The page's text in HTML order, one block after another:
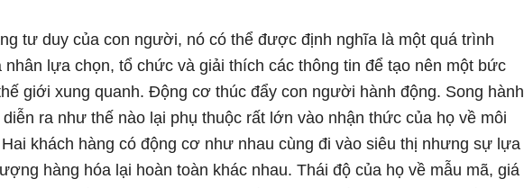
tư duy của con người, nó có thể được định nghĩa là một quá trình
nhân lựa chọn, tổ chức và giải thích các thông tin để tạo nên một bức
giới xung quanh. Động cơ thúc đẩy con người hành động. Song hành
ra như thế nào lại phụ thuộc rất lớn vào nhận thức của họ về môi
khách hàng có động cơ như nhau cùng đi vào siêu thị nhưng sự lựa
hàng hóa lại hoàn toàn khác nhau. Thái độ của họ về mẫu mã, giá